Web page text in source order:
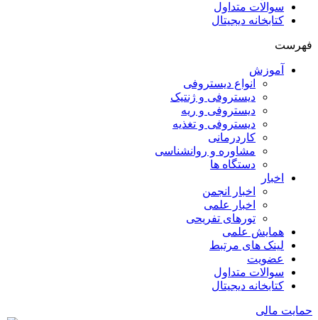
سوالات متداول
کتابخانه دیجیتال
فهرست
آموزش
انواع دیستروفی
دیستروفی و ژنتیک
دیستروفی و ریه
دیستروفی و تغذیه
کاردرمانی
مشاوره و روانشناسی
دستگاه ها
اخبار
اخبار انجمن
اخبار علمی
تورهای تفریحی
همایش علمی
لینک های مرتبط
عضویت
سوالات متداول
کتابخانه دیجیتال
حمایت مالی